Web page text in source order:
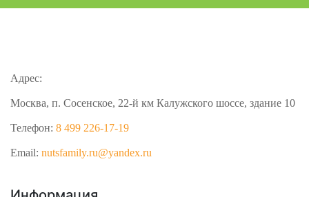
Адрес:
Москва, п. Сосенское, 22-й км Калужского шоссе, здание 10
Телефон: 8 499 226-17-19
Email: nutsfamily.ru@yandex.ru